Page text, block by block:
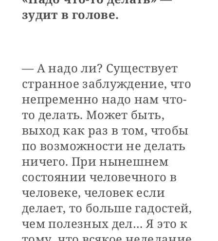
зудит в голове.
— А надо ли? Существует
странное заблуждение, что
непременно надо нам что-
то делать. Может быть,
выход как раз в том, чтобы
по возможности не делать
ничего. При нынешнем
состоянии человечного в
человеке, человек если
делает, то больше гадостей,
чем полезных дел… Я это к